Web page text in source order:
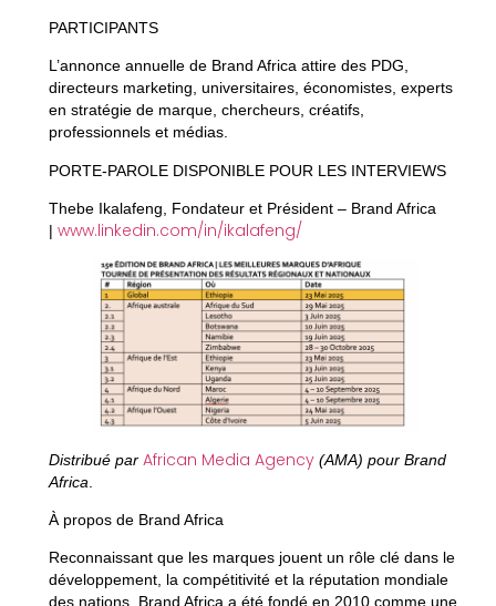
PARTICIPANTS
L’annonce annuelle de Brand Africa attire des PDG,
directeurs marketing, universitaires, économistes, experts
en stratégie de marque, chercheurs, créatifs,
professionnels et médias.
PORTE-PAROLE DISPONIBLE POUR LES INTERVIEWS
Thebe Ikalafeng, Fondateur et Président – Brand Africa
| www.linkedin.com/in/ikalafeng/
Distribué par African Media Agency(AMA) pour Brand
Africa
À propos de Brand Africa
Reconnaissant que les marques jouent un rôle clé dans le
développement, la compétitivité et la réputation mondiale
des nations, Brand Africa a été fondé en 2010 comme une